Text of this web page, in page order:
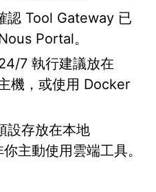
認 Tool Gateway 已
Portal。
7 執行建議放在
機，或使用 Docker
設存放在本地
主動使用雲端工具。